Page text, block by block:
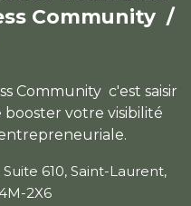
Community /
Community c'est saisir
votre visibilité
610, Saint-Laurent,
2X6